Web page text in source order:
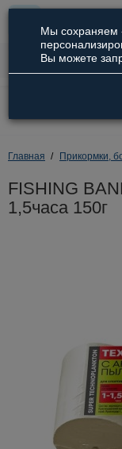
Главная Прикормки,
FISHING
1,5часа 150г
Описание
Мы сохраняем
Вы можете